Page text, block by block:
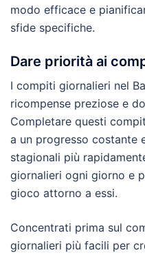
modo efficace e
sfide specifiche.
Dare priorità ai
I compiti giornalieri nel
ricompense preziose e
Completare questi
a un progresso costante
stagionali più
giornalieri ogni giorno e
gioco attorno a essi.
Concentrati prima sul
giornalieri più facili per